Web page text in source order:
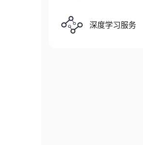
深度学习服务